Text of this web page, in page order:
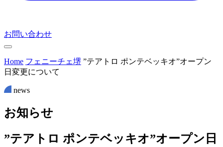
お問い合わせ
Home フェニーチェ堺 ”テアトロ ポンテベッキオ”オープン
日変更について
news
お知らせ
”テアトロ ポンテベッキオ”オープン日